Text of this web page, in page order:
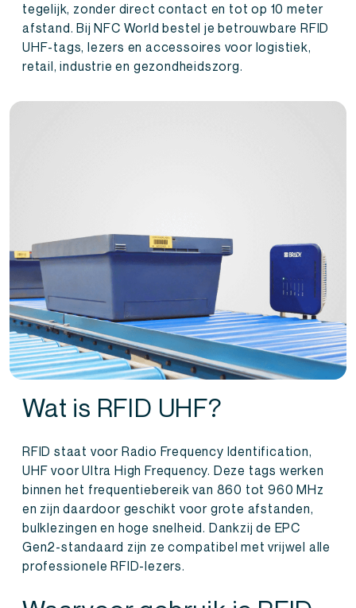
tegelijk, zonder direct contact en tot op 10 meter
afstand. Bij NFC World bestel je betrouwbare RFID
UHF-tags, lezers en accessoires voor logistiek,
retail, industrie en gezondheidszorg.
Wat is RFID UHF?
RFID staat voor Radio Frequency Identification,
UHF voor Ultra High Frequency. Deze tags werken
binnen het frequentiebereik van 860 tot 960 MHz
en zijn daardoor geschikt voor grote afstanden,
bulklezingen en hoge snelheid. Dankzij de EPC
Gen2-standaard zijn ze compatibel met vrijwel alle
professionele RFID-lezers.